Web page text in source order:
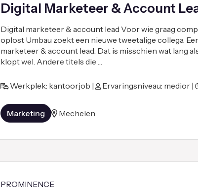
Digital Marketeer & Account
Digital marketeer & account lead Voor wie graag
oplost Umbau zoekt een nieuwe tweetalige collega.
marketeer & account lead. Dat is misschien wat lang
klopt wel. Andere titels die …
Werkplek: kantoorjob | Ervaringsniveau: medior |
Marketing Mechelen
PROMINENCE